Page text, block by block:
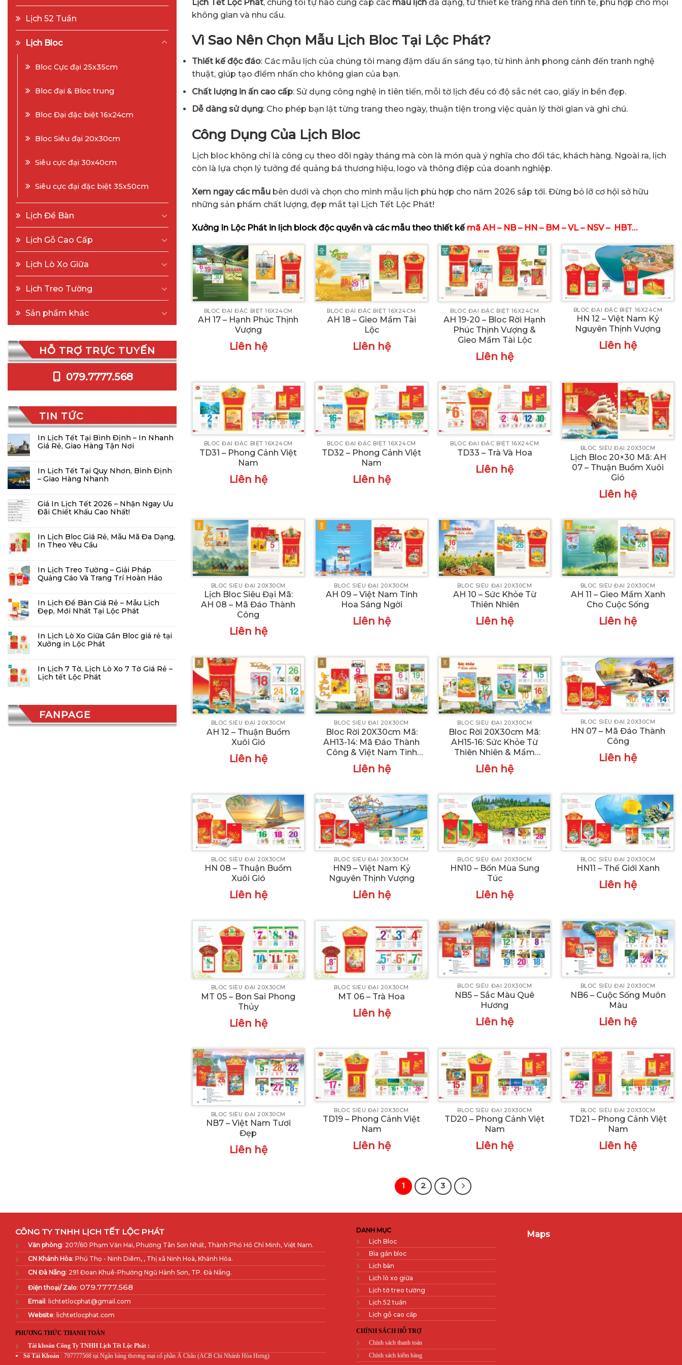
Lịch 52 Tuần
Lịch Bloc
Bloc Cực đại 25x35cm
Bloc đại & Bloc trung
Bloc Đại đặc biệt 16x24cm
Bloc Siêu đại 20x30cm
Siêu cực đại 30x40cm
Siêu cực đại đặc biệt 35x50cm
Lịch Để Bàn
Lịch Gỗ Cao Cấp
Lịch Lò Xo Giữa
Lịch Treo Tường
Sản phẩm khác
HỖ TRỢ TRỰC TUYẾN
079.7777.568
TIN TỨC
In Lịch Tết Tại Bình Định – In Nhanh
Giá Rẻ, Giao Hàng Tận Nơi
In Lịch Tết Tại Quy Nhơn, Bình Định
– Giao Hàng Nhanh
Giá In Lịch Tết 2026 – Nhận Ngay Ưu
Đãi Chiết Khấu Cao Nhất!
In Lịch Bloc Giá Rẻ, Mẫu Mã Đa Dạng,
In Theo Yêu Cầu
In Lịch Treo Tường – Giải Pháp
Quảng Cáo Và Trang Trí Hoàn Hảo
In Lịch Để Bàn Giá Rẻ – Mẫu Lịch
Đẹp, Mới Nhất Tại Lộc Phát
In Lịch Lò Xo Giữa Gắn Bloc giá rẻ tại
Xưởng in Lộc Phát
In Lịch 7 Tờ, Lịch Lò Xo 7 Tờ Giá Rẻ –
Lịch tết Lộc Phát
FANPAGE
Lịch Tết Lộc Phát, chúng tôi tự hào cung cấp các mẫu lịchđa dạng, từ thiết kế trang nhã đến tinh tế, phù hợp cho mọi
không gian và nhu cầu.
Vì Sao Nên Chọn Mẫu Lịch Bloc Tại Lộc Phát?
Thiết kế độc đáo: Các mẫu lịch của chúng tôi mang đậm dấu ấn sáng tạo, từ hình ảnh phong cảnh đến tranh nghệ
thuật, giúp tạo điểm nhấn cho không gian của bạn.
Chất lượng in ấn cao cấp: Sử dụng công nghệ in tiên tiến, mỗi tờ lịch đều có độ sắc nét cao, giấy in bền đẹp.
Dễ dàng sử dụng: Cho phép bạn lật từng trang theo ngày, thuận tiện trong việc quản lý thời gian và ghi chú.
Công Dụng Của Lịch Bloc
Lịch bloc không chỉ là công cụ theo dõi ngày tháng mà còn là món quà ý nghĩa cho đối tác, khách hàng. Ngoài ra, lịch
còn là lựa chọn lý tưởng để quảng bá thương hiệu, logo và thông điệp của doanh nghiệp.
Xem ngay các mẫubên dưới và chọn cho mình mẫu lịch phù hợp cho năm 2026 sắp tới. Đừng bỏ lỡ cơ hội sở hữu
những sản phẩm chất lượng, đẹp mắt tại Lịch Tết Lộc Phát!
Xưởng In Lộc Phát in lịch block độc quyền và các mẫu theo thiết kếmã AH – NB – HN – BM – VL – NSV – HBT…
BLOC ĐẠI ĐẶC BIỆT 16X24CM
AH 17 – Hạnh Phúc Thịnh
Vượng
Liên hệ
BLOC ĐẠI ĐẶC BIỆT 16X24CM
AH 18 – Gieo Mầm Tài
Lộc
Liên hệ
BLOC ĐẠI ĐẶC BIỆT 16X24CM
AH 19-20 – Bloc Rời Hạnh
Phúc Thịnh Vượng &
Gieo Mầm Tài Lộc
Liên hệ
BLOC ĐẠI ĐẶC BIỆT 16X24CM
HN 12 – Việt Nam Kỷ
Nguyên Thịnh Vượng
Liên hệ
BLOC ĐẠI ĐẶC BIỆT 16X24CM
TD31 – Phong Cảnh Việt
Nam
Liên hệ
BLOC ĐẠI ĐẶC BIỆT 16X24CM
TD32 – Phong Cảnh Việt
Nam
Liên hệ
BLOC ĐẠI ĐẶC BIỆT 16X24CM
TD33 – Trà Và Hoa
Liên hệ
BLOC SIÊU ĐẠI 20X30CM
Lịch Bloc 20×30 Mã: AH
07 – Thuận Buồm Xuôi
Gió
Liên hệ
BLOC SIÊU ĐẠI 20X30CM
Lịch Bloc Siêu Đại Mã:
AH 08 – Mã Đáo Thành
Công
Liên hệ
BLOC SIÊU ĐẠI 20X30CM
AH 09 – Việt Nam Tinh
Hoa Sáng Ngời
Liên hệ
BLOC SIÊU ĐẠI 20X30CM
AH 10 – Sức Khỏe Từ
Thiên Nhiên
Liên hệ
BLOC SIÊU ĐẠI 20X30CM
AH 11 – Gieo Mầm Xanh
Cho Cuộc Sống
Liên hệ
BLOC SIÊU ĐẠI 20X30CM
AH 12 – Thuận Buồm
Xuôi Gió
Liên hệ
BLOC SIÊU ĐẠI 20X30CM
Bloc Rời 20X30cm Mã:
AH13-14: Mã Đáo Thành
Công & Việt Nam Tinh
Hoa Sáng Ngời
Liên hệ
BLOC SIÊU ĐẠI 20X30CM
Bloc Rời 20X30cm Mã:
AH15-16: Sức Khỏe Từ
Thiên Nhiên & Mầm
Xanh Cho Cuộc Sống
Liên hệ
BLOC SIÊU ĐẠI 20X30CM
HN 07 – Mã Đáo Thành
Công
Liên hệ
BLOC SIÊU ĐẠI 20X30CM
HN 08 – Thuận Buồm
Xuôi Gió
Liên hệ
BLOC SIÊU ĐẠI 20X30CM
HN9 – Việt Nam Kỷ
Nguyên Thịnh Vượng
Liên hệ
BLOC SIÊU ĐẠI 20X30CM
HN10 – Bốn Mùa Sung
Túc
Liên hệ
BLOC SIÊU ĐẠI 20X30CM
HN11 – Thế Giới Xanh
Liên hệ
BLOC SIÊU ĐẠI 20X30CM
MT 05 – Bon Sai Phong
Thủy
Liên hệ
BLOC SIÊU ĐẠI 20X30CM
MT 06 – Trà Hoa
Liên hệ
BLOC SIÊU ĐẠI 20X30CM
NB5 – Sắc Màu Quê
Hương
Liên hệ
BLOC SIÊU ĐẠI 20X30CM
NB6 – Cuộc Sống Muôn
Màu
Liên hệ
BLOC SIÊU ĐẠI 20X30CM
NB7 – Việt Nam Tươi
Đẹp
Liên hệ
BLOC SIÊU ĐẠI 20X30CM
TD19 – Phong Cảnh Việt
Nam
Liên hệ
BLOC SIÊU ĐẠI 20X30CM
TD20 – Phong Cảnh Việt
Nam
Liên hệ
BLOC SIÊU ĐẠI 20X30CM
TD21 – Phong Cảnh Việt
Nam
Liên hệ
1 2 3
CÔNG TY TNHH LỊCH TẾT LỘC PHÁT
Văn phòng: 207/60 Phạm Văn Hai, Phường Tân Sơn Nhất, Thành Phố Hồ Chí Minh, Việt Nam.
CN Khánh Hòa: Phú Thọ - Ninh Diêm, , Thị xã Ninh Hoà, Khánh Hòa.
CN Đà Nẵng: 291 Đoan Khuê-Phường Ngũ Hành Sơn, TP. Đà Nẵng.
Điện thoại/ Zalo: 079.7777.568
Email : lichtetlocphat@gmail.com
Website: lichtetlocphat.com
PHƯƠNG THỨC THANH TOÁN
Tài khoản Công Ty TNHH Lịch Tết Lộc Phát :
Số Tài Khoản : 797777568 tại Ngân hàng thương mại cổ phần Á Châu (ACB Chi Nhánh Hòa Hưng)
DANH MỤC
Lịch Bloc
Bìa gắn bloc
Lịch bàn
Lịch lò xo giữa
Lịch tờ treo tường
Lịch 52 tuần
Lịch gỗ cao cấp
CHÍNH SÁCH HỖ TRỢ
Chính sách thanh toán
Chính sách kiểm hàng
Maps